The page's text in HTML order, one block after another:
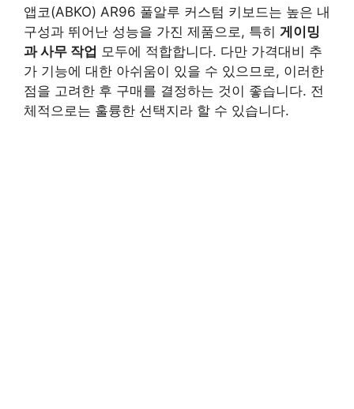
앱코(ABKO) AR96 풀알루 커스텀 키보드는 높은 내
구성과 뛰어난 성능을 가진 제품으로, 특히 게이밍
과 사무 작업 모두에 적합합니다. 다만 가격대비 추
가 기능에 대한 아쉬움이 있을 수 있으므로, 이러한
점을 고려한 후 구매를 결정하는 것이 좋습니다. 전
체적으로는 훌륭한 선택지라 할 수 있습니다.